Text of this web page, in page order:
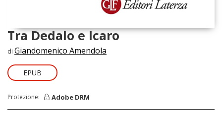
Tra Dedalo e Icaro
di Giandomenico Amendola
EPUB
Protezione: Adobe DRM